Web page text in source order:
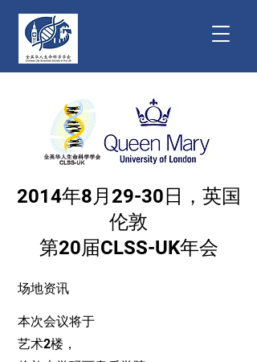
2014年8月29-30日，英国
伦敦
第20届CLSS-UK年会
场地资讯
本次会议将于
艺术2楼，